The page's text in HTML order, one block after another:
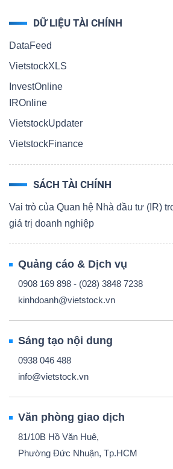
DỮ LIỆU TÀI CHÍNH
DataFeed
VietstockXLS
InvestOnline
IROnline
VietstockUpdater
VietstockFinance
SÁCH TÀI CHÍNH
Vai trò của Quan hệ Nhà đầu tư (IR)
giá trị doanh nghiệp
Quảng cáo & Dịch vụ
0908 169 898 - (028) 3848 7238
kinhdoanh@vietstock.vn
Sáng tạo nội dung
0938 046 488
info@vietstock.vn
Văn phòng giao dịch
81/10B Hồ Văn Huê,
Phường Đức Nhuận, Tp.HCM